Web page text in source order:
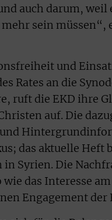
auch darum, weil
sein
und
Rates an die
ruft die EKD ihre
auf. Die
das aktuelle
Syrien. Die
wie das Interesse
Engagement der